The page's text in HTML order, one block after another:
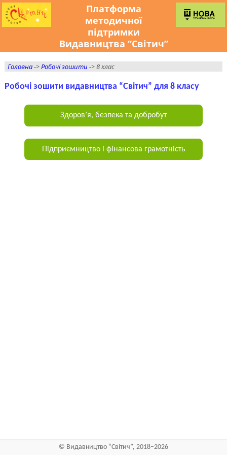
Платформа
методичної
підтримки
Видавництва “Світич”
Головна->Робочі зошити -> 8 клас
Робочі зошити видавництва “Світич” для 8 класу
Здоров’я, безпека та добробут
Підприємництво і фінансова грамотність
© Видавництво “Світич”, 2018–2026